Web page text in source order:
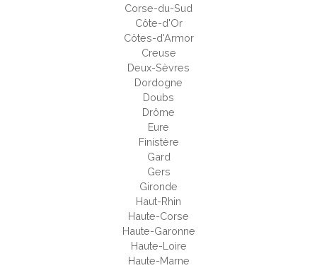
Corse-du-Sud
Côte-d'Or
Côtes-d'Armor
Creuse
Deux-Sèvres
Dordogne
Doubs
Drôme
Eure
Finistère
Gard
Gers
Gironde
Haut-Rhin
Haute-Corse
Haute-Garonne
Haute-Loire
Haute-Marne